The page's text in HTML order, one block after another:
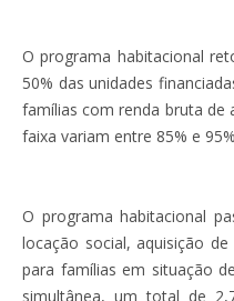
O programa habitacional
50% das unidades
famílias com renda bruta de
faixa variam entre 85% e
O programa habitacional
locação social, aquisição
para famílias em situação
simultânea, um total de